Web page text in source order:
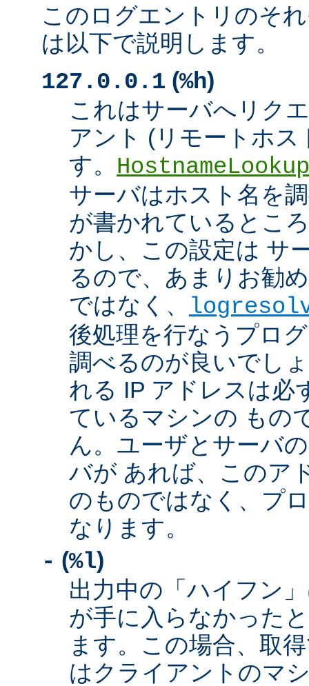
このログエントリのそ
は以下で説明します。
127.0.0.1 (%h)
これはサーバへリク
アント (リモートホ
す。
サーバはホスト名を
が書かれているとこ
かし、この設定は サ
るので、あまりお勧
ではなく、
後処理を行なうプロ
調べるのが良いでし
れる IP アドレスは必
ているマシンの もの
ん。ユーザとサーバ
バが あれば、このア
のものではなく、プ
なります。
- (%l)
出力中の「ハイフン
が手に入らなかった
ます。この場合、取
はクライアントのマ